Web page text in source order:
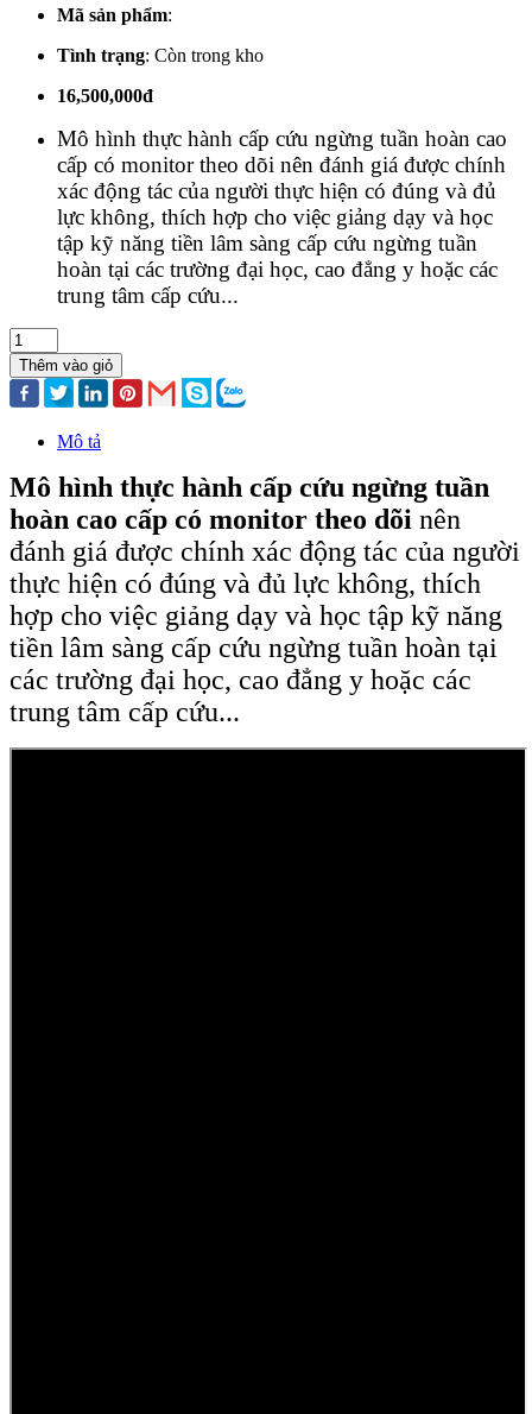
Mã sản phẩm:
Tình trạng: Còn trong kho
16,500,000đ
Mô hình thực hành cấp cứu ngừng tuần hoàn cao
cấp có monitor theo dõi nên đánh giá được chính
xác động tác của người thực hiện có đúng và đủ
lực không, thích hợp cho việc giảng dạy và học
tập kỹ năng tiền lâm sàng cấp cứu ngừng tuần
hoàn tại các trường đại học, cao đẳng y hoặc các
trung tâm cấp cứu...
Thêm vào giỏ
Mô tả
Mô hình thực hành cấp cứu ngừng tuần
hoàn cao cấp có monitor theo dõi nên
đánh giá được chính xác động tác của người
thực hiện có đúng và đủ lực không, thích
hợp cho việc giảng dạy và học tập kỹ năng
tiền lâm sàng cấp cứu ngừng tuần hoàn tại
các trường đại học, cao đẳng y hoặc các
trung tâm cấp cứu...